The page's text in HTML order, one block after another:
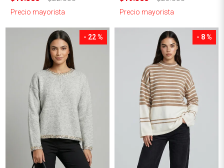
Precio mayorista Precio mayorista
- 22 % - 8 %